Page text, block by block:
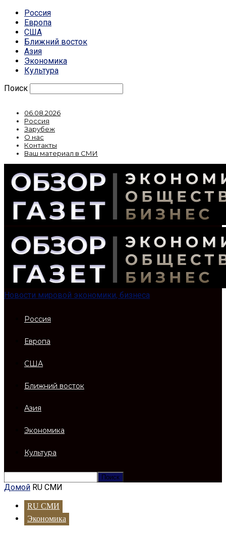
Россия
Европа
США
Ближний восток
Азия
Экономика
Культура
Поиск
06.08.2026
Россия
Зарубеж
О нас
Контакты
Ваш материал в СМИ
Новости мировой экономики, бизнеса
Россия
Европа
США
Ближний восток
Азия
Экономика
Культура
Домой RU СМИ
RU СМИ
Экономика